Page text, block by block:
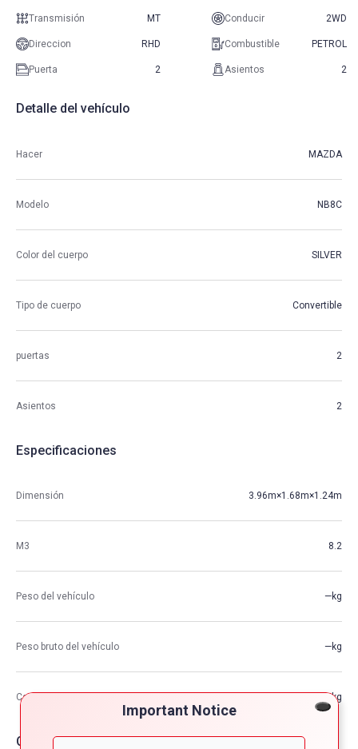
Important Notice
Transmisión MT Conducir 2WD
Direccion RHD Combustible PETROL
Puerta 2 Asientos 2
Detalle del vehículo
Hacer MAZDA
Modelo NB8C
Color del cuerpo SILVER
Tipo de cuerpo Convertible
puertas 2
Asientos 2
Especificaciones
Dimensión 3.96m×1.68m×1.24m
M3 8.2
Peso del vehículo —kg
Peso bruto del vehículo —kg
Capacidad de carga máxima —kg
Opciones de coche